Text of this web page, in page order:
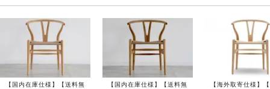
【国内在庫仕様】【送料無
【国内在庫仕様】【送料無
【海外取寄仕様】